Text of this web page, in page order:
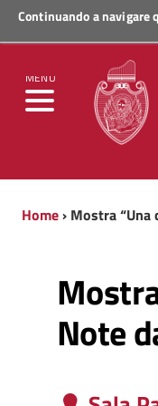
Continuando a
MENU
Regione
Home› Mostra “Una
Note